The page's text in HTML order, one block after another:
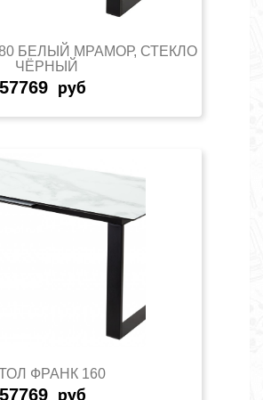
БЕЛЫЙ МРАМОР, СТЕКЛО
ЧЁРНЫЙ
57769 руб
ФРАНК 160
57769 руб